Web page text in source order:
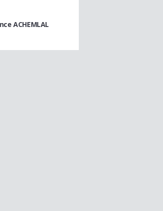
ACHEMLAL